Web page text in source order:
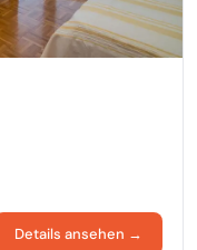
Details ansehen →